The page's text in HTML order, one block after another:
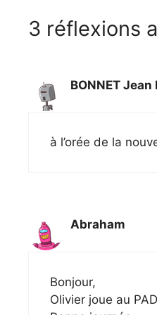
3 réflexions
BONNET Jean
à l’orée de la
Abraham
Bonjour,
Olivier joue au